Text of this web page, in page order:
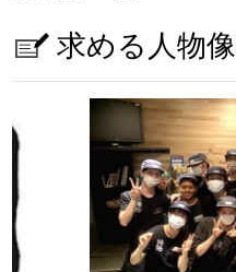
求める人物像